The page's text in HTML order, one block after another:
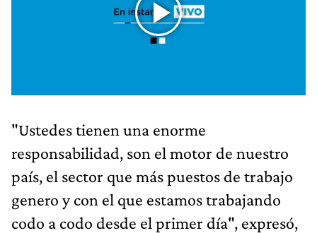
"Ustedes tienen una enorme
responsabilidad, son el motor de nuestro
país, el sector que más puestos de trabajo
genero y con el que estamos trabajando
codo a codo desde el primer día", expresó,